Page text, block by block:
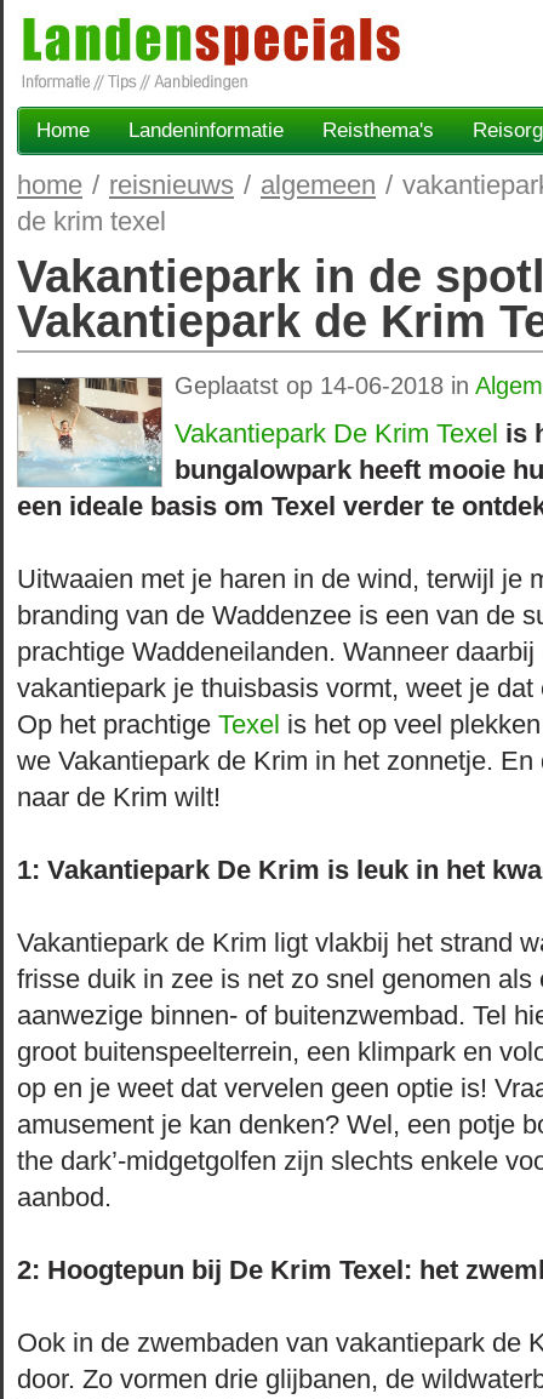
Home Landeninformatie Reisthema's
home / reisnieuws / algemeen /
de krim texel
Vakantiepark in de
Vakantiepark de Krim
Geplaatst op 14-06-2018 in
Vakantiepark De Krim Texel is
bungalowpark heeft mooie
een ideale basis om Texel verder te
Uitwaaien met je haren in de wind, terwijl je
branding van de Waddenzee is een van de
prachtige Waddeneilanden. Wanneer
vakantiepark je thuisbasis vormt, weet je
Op het prachtige Texel is het op veel
we Vakantiepark de Krim in het zonnetje.
naar de Krim wilt!
1: Vakantiepark De Krim is leuk in het
Vakantiepark de Krim ligt vlakbij het strand
frisse duik in zee is net zo snel genomen
aanwezige binnen- of buitenzwembad. Tel
groot buitenspeelterrein, een klimpark en
op en je weet dat vervelen geen optie is!
amusement je kan denken? Wel, een potje
the dark’-midgetgolfen zijn slechts enkele
aanbod.
2: Hoogtepun bij De Krim Texel: het
Ook in de zwembaden van vakantiepark de
door. Zo vormen drie glijbanen, de